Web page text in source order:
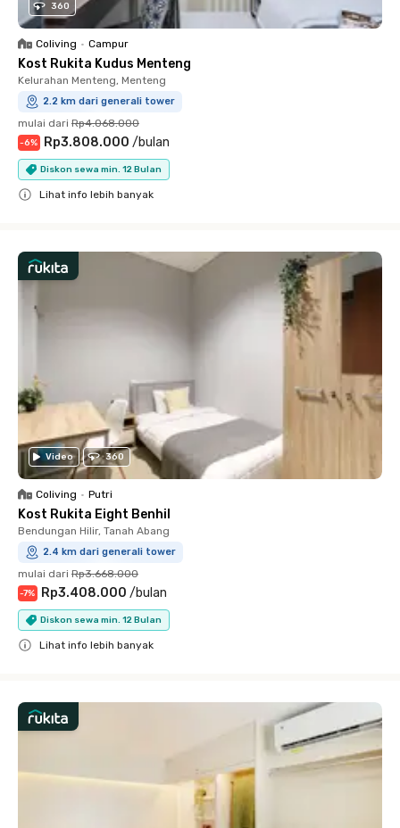
360
Coliving • Campur
Kost Rukita Kudus Menteng
Kelurahan Menteng, Menteng
2.2 km dari generali tower
mulai dari Rp4.068.000
-6% Rp3.808.000 /bulan
Diskon sewa min. 12 Bulan
Lihat info lebih banyak
Video 360
Coliving • Putri
Kost Rukita Eight Benhil
Bendungan Hilir, Tanah Abang
2.4 km dari generali tower
mulai dari Rp3.668.000
-7% Rp3.408.000 /bulan
Diskon sewa min. 12 Bulan
Lihat info lebih banyak